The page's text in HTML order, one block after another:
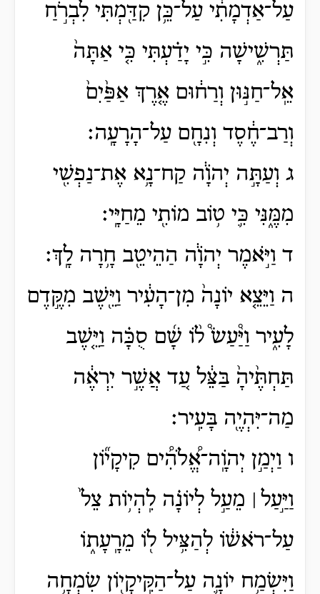
עַל־אַדְמָתִ֔י עַל־כֵּ֥ן קִדַּ֖מְתִּי לִבְרֹ֣חַ
תַּרְשִׁ֑ישָׁה כִּ֣י יָדַ֗עְתִּי כִּ֤י אַתָּה֙
אֵֽל־חַנּ֣וּן וְרַח֔וּם אֶ֤רֶךְ אַפַּ֙יִם֙
וְרַב־חֶ֔סֶד וְנִחָ֖ם עַל־הָרָעָֽה׃
ג וְעַתָּ֣ה יְהֹוָ֔ה קַח־נָ֥א אֶת־נַפְשִׁ֖י
מִמֶּ֑נִּי כִּ֛י ט֥וֹב מוֹתִ֖י מֵחַיָּֽי׃
ד וַיֹּ֣אמֶר יְהֹוָ֔ה הַהֵיטֵ֖ב חָ֥רָה לָֽךְ׃
ה וַיֵּצֵ֤א יוֹנָה֙ מִן־הָעִ֔יר וַיֵּ֖שֶׁב מִקֶּ֣דֶם
לָעִ֑יר וַיַּ֩עַשׂ֩ ל֨וֹ שָׁ֜ם סֻכָּ֗ה וַיֵּ֤שֶׁב
תַּחְתֶּ֙יהָ֙ בַּצֵּ֔ל עַ֚ד אֲשֶׁ֣ר יִרְאֶ֔ה
מַה־יִּהְיֶ֖ה בָּעִֽיר׃
ו וַיְמַ֣ן יְהֹוָֽה־אֱ֠לֹהִ֠ים קִיקָי֞וֹן
וַיַּ֣עַל ׀ מֵעַ֣ל לְיוֹנָ֗ה לִֽהְי֥וֹת צֵל֙
עַל־רֹאשׁ֔וֹ לְהַצִּ֥יל ל֖וֹ מֵרָֽעָת֑וֹ
וַיִּשְׂמַ֥ח יוֹנָ֛ה עַל־הַקִּֽיקָי֖וֹן שִׂמְחָ֥ה